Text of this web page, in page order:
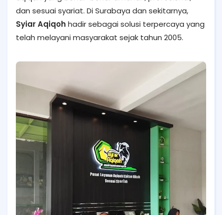
dan sesuai syariat. Di Surabaya dan sekitarnya,
Syiar Aqiqoh hadir sebagai solusi terpercaya yang
telah melayani masyarakat sejak tahun 2005.